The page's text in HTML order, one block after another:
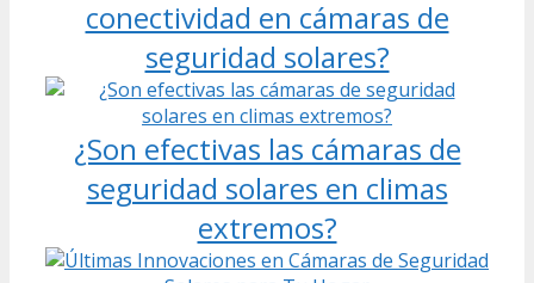
conectividad en cámaras de
seguridad solares?
¿Son efectivas las cámaras de
seguridad solares en climas
extremos?